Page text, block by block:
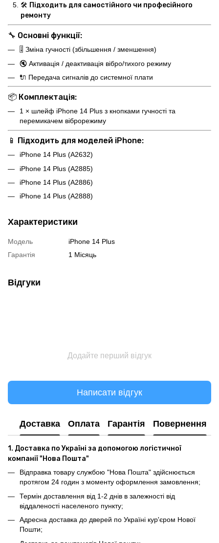
🛠️ Підходить для самостійного чи професійного
ремонту
🔧 Основні функції:
🎚️ Зміна гучності (збільшення / зменшення)
🔇 Активація / деактивація вібро/тихого режиму
🔌 Передача сигналів до системної плати
📦 Комплектація:
1 × шлейф iPhone 14 Plus з кнопками гучності та
перемикачем віброрежиму
📱 Підходить для моделей iPhone:
iPhone 14 Plus (A2632)
iPhone 14 Plus (A2885)
iPhone 14 Plus (A2886)
iPhone 14 Plus (A2888)
Характеристики
Модель
iPhone 14 Plus
Гарантія
1 Місяць
Відгуки
Додайте перший відгук
Написати відгук
Доставка Оплата Гарантія Повернення
1. Доставка по Україні за допомогою логістичної
компанії "Нова Пошта"
Відправка товару службою "Нова Пошта" здійснюється
протягом 24 годин з моменту оформлення замовлення;
Термін доставлення від 1-2 днів в залежності від
віддаленості населеного пункту;
Адресна доставка до дверей по Україні кур'єром Нової
Пошти;